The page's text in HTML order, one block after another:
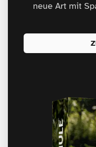
neue Art mit